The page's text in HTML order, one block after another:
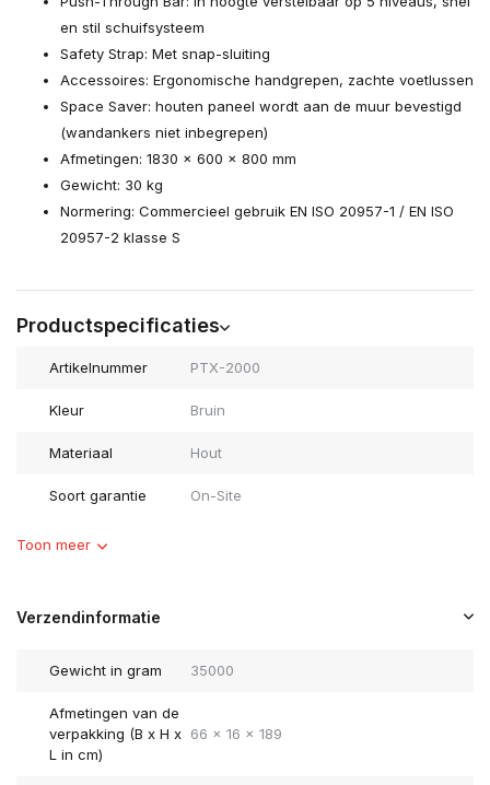
en stil schuifsysteem
Safety Strap: Met snap-sluiting
Accessoires: Ergonomische handgrepen, zachte voetlussen
Space Saver: houten paneel wordt aan de muur bevestigd
(wandankers niet inbegrepen)
Afmetingen: 1830 × 600 × 800 mm
Gewicht: 30 kg
Normering: Commercieel gebruik EN ISO 20957-1 / EN ISO
20957-2 klasse S
Productspecificaties
Artikelnummer PTX-2000
Kleur Bruin
Materiaal Hout
Soort garantie On-Site
Toon meer
Verzendinformatie
Gewicht in gram 35000
Afmetingen van de
verpakking (B x H x
L in cm)
66 x 16 x 189